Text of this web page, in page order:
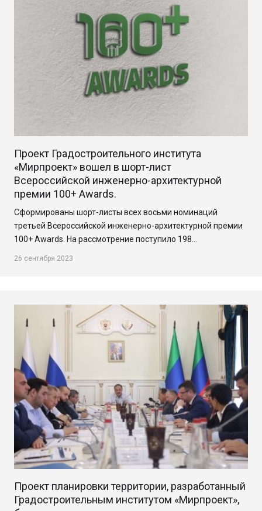
Проект Градостроительного института
«Мирпроект» вошел в шорт-лист
Всероссийской инженерно-архитектурной
премии 100+ Awards.
Сформированы шорт-листы всех восьми номинаций
третьей Всероссийской инженерно-архитектурной премии
100+ Awards. На рассмотрение поступило 198…
26 сентября 2023
Проект планировки территории, разработанный
Градостроительным институтом «Мирпроект»,